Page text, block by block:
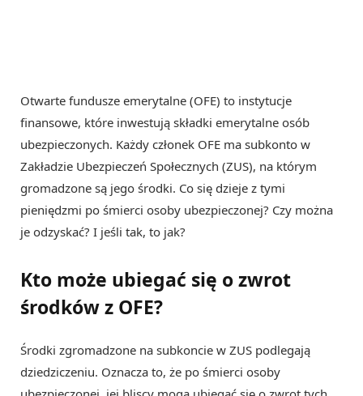
Otwarte fundusze emerytalne (OFE) to instytucje
finansowe, które inwestują składki emerytalne osób
ubezpieczonych. Każdy członek OFE ma subkonto w
Zakładzie Ubezpieczeń Społecznych (ZUS), na którym
gromadzone są jego środki. Co się dzieje z tymi
pieniędzmi po śmierci osoby ubezpieczonej? Czy można
je odzyskać? I jeśli tak, to jak?
Kto może ubiegać się o zwrot
środków z OFE?
Środki zgromadzone na subkoncie w ZUS podlegają
dziedziczeniu. Oznacza to, że po śmierci osoby